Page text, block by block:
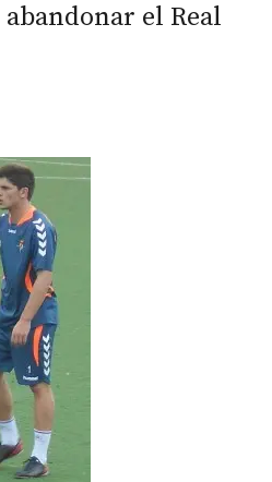
el Real